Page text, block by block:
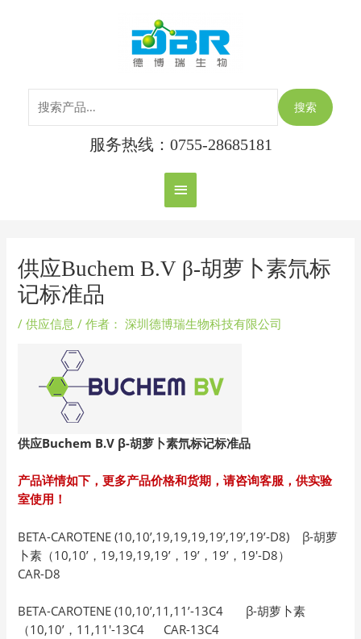
主
菜
单
搜索
服务热线：0755-28685181
供应Buchem B.V β-胡萝卜素氘标
记标准品
/供应信息 / 作者： 深圳德博瑞生物科技有限公司
供应Buchem B.V β-胡萝卜素氘标记标准品
产品详情如下，更多产品价格和货期，请咨询客服，供实验
室使用！
BETA-CAROTENE (10,10’,19,19,19,19’,19’,19’-D8) β-胡萝
卜素（10,10’，19,19,19,19’，19’，19’，19′-D8）
CAR-D8
BETA-CAROTENE (10,10’,11,11’-13C4 β-胡萝卜素
（10,10’，11,11′-13C4 CAR-13C4